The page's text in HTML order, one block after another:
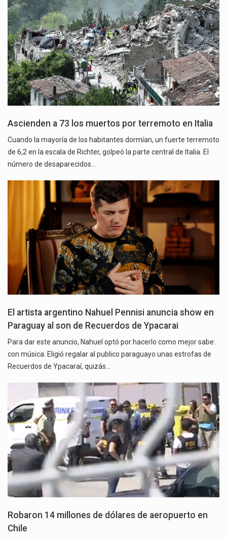
Ascienden a 73 los muertos por terremoto en Italia
Cuando la mayoría de los habitantes dormían, un fuerte terremoto
de 6,2 en la escala de Richter, golpeó la parte central de Italia. El
número de desaparecidos…
El artista argentino Nahuel Pennisi anuncia show en
Paraguay al son de Recuerdos de Ypacarai
Para dar este anuncio, Nahuel optó por hacerlo como mejor sabe:
con música. Eligió regalar al publico paraguayo unas estrofas de
Recuerdos de Ypacaraí, quizás…
Robaron 14 millones de dólares de aeropuerto en
Chile